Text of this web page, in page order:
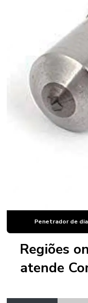
Padrão de dureza rockwell
Padrão de dureza vickers
Padrões de dureza
Penetrador
Penetrador de diamante
Penetrador de diamante
Penetrador de
Regiões
atende